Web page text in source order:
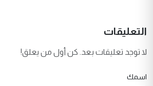
التعليقات
لا توجد تعليقات بعد. كن أول من يعلق!
اسمك